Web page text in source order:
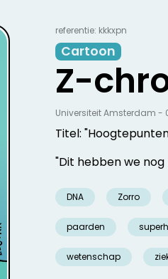
referentie: kkkxpn
Cartoon
Z-
Titel:
"Dit hebben we
DNA Zorro
paarden
wetenschap
Universiteit Amsterdam -